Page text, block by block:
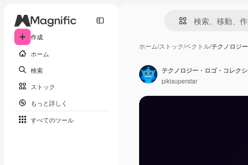
作成
ホーム
検索
ストック
もっと詳しく
すべてのツール
ホーム/ストック/ベクトル/テクノロジ
テクノロジー・ロゴ・コレク
pikisuperstar